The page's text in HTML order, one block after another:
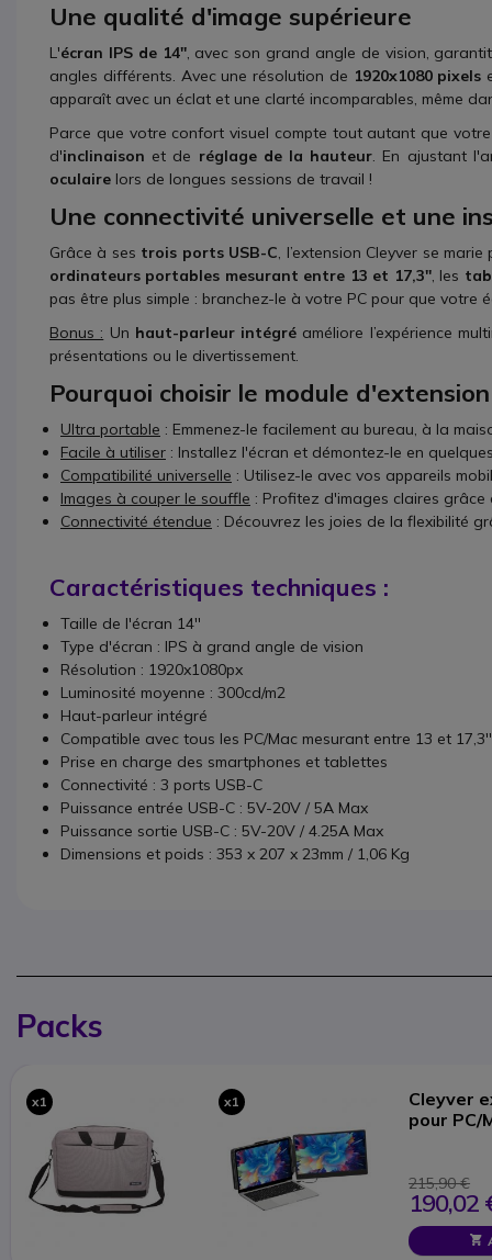
Une qualité d'image supérieure
L'écran IPS de 14'', avec son grand angle de vision,
angles différents. Avec une résolution de 1920x1080 pixels
apparaît avec un éclat et une clarté incomparables, même
Parce que votre confort visuel compte tout autant que
d'inclinaison et de réglage de la hauteur. En ajustant
oculaire lors de longues sessions de travail !
Une connectivité universelle et une
Grâce à ses trois ports USB-C, l’extension Cleyver se
ordinateurs portables mesurant entre 13 et 17,3'', les
pas être plus simple : branchez-le à votre PC pour que votre
Bonus : Un haut-parleur intégré améliore l’expérience
présentations ou le divertissement.
Pourquoi choisir le module
Ultra portable : Emmenez-le facilement au bureau, à la
Facile à utiliser : Installez l'écran et démontez-le en
Compatibilité universelle : Utilisez-le avec vos appareils
Images à couper le souffle : Profitez d'images claires
Connectivité étendue : Découvrez les joies de la flexibilité
Caractéristiques techniques :
Taille de l'écran 14''
Type d'écran : IPS à grand angle de vision
Résolution : 1920x1080px
Luminosité moyenne : 300cd/m2
Haut-parleur intégré
Compatible avec tous les PC/Mac mesurant entre 13 et 17,3''
Prise en charge des smartphones et tablettes
Connectivité : 3 ports USB-C
Puissance entrée USB-C : 5V-20V / 5A Max
Puissance sortie USB-C : 5V-20V / 4.25A Max
Dimensions et poids : 353 x 207 x 23mm / 1,06 Kg
Packs
x1 x1
Cleyver
pour PC/
215,90 €
190,02